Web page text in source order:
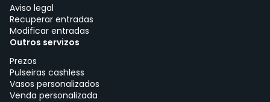
Aviso legal
Recuperar entradas
Modificar entradas
Outros servizos
Prezos
Pulseiras cashless
Vasos personalizados
Venda personalizada